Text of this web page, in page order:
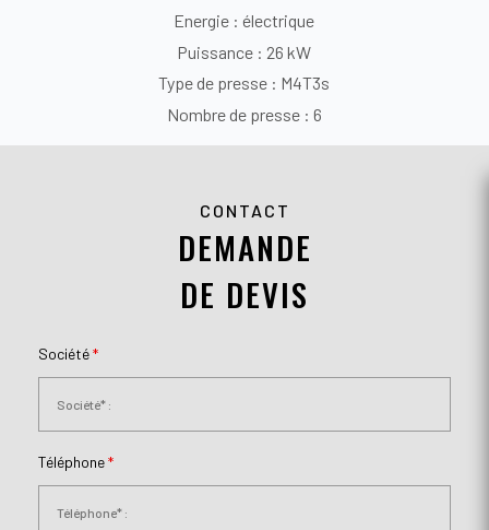
Energie : électrique
Puissance : 26 kW
Type de presse : M4T3s
Nombre de presse : 6
CONTACT
DEMANDE
DE DEVIS
Société*
Téléphone*